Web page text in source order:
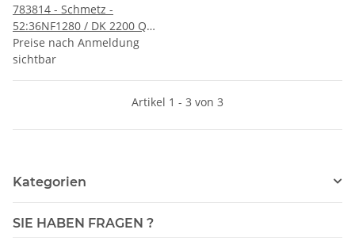
783814 - Schmetz -
52:36NF1280 / DK 2200 Q
Nadeldicke: 280 / Preis pro
Karte á 10 Nadeln
Preise nach Anmeldung
sichtbar
Artikel 1 - 3 von 3
Kategorien
SIE HABEN FRAGEN ?